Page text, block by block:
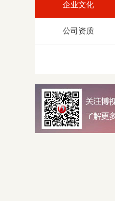
企业文化
公司资质